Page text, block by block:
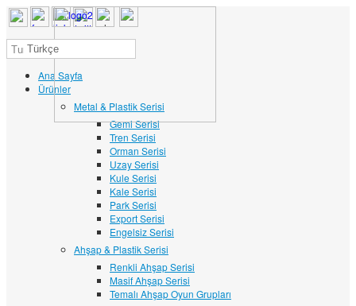
Türkçe
Ana Sayfa
Ürünler
Metal & Plastik Serisi
Gemi Serisi
Tren Serisi
Orman Serisi
Uzay Serisi
Kule Serisi
Kale Serisi
Park Serisi
Export Serisi
Engelsiz Serisi
Ahşap & Plastik Serisi
Renkli Ahşap Serisi
Masif Ahşap Serisi
Temalı Ahşap Oyun Grupları